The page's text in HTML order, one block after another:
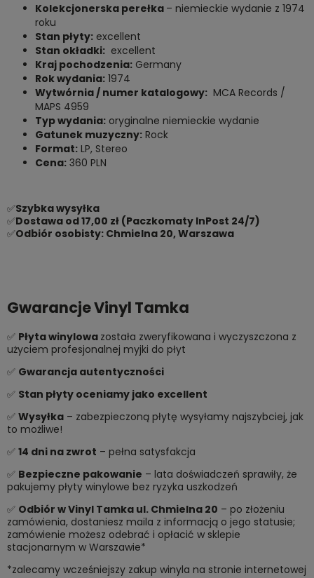
Kolekcjonerska perełka – niemieckie wydanie z 1974
roku
Stan płyty: excellent
Stan okładki: excellent
Kraj pochodzenia: Germany
Rok wydania: 1974
Wytwórnia / numer katalogowy: MCA Records /
MAPS 4959
Typ wydania: oryginalne niemieckie wydanie
Gatunek muzyczny: Rock
Format: LP, Stereo
Cena: 360 PLN
✅Szybka wysyłka
✅Dostawa od 17,00 zł (Paczkomaty InPost 24/7)
✅Odbiór osobisty: Chmielna 20, Warszawa
Gwarancje Vinyl Tamka
✅ Płyta winylowa została zweryfikowana i wyczyszczona z
użyciem profesjonalnej myjki do płyt
✅ Gwarancja autentyczności
✅ Stan płyty oceniamy jako excellent
✅ Wysyłka – zabezpieczoną płytę wysyłamy najszybciej, jak
to możliwe!
✅ 14 dni na zwrot – pełna satysfakcja
✅ Bezpieczne pakowanie – lata doświadczeń sprawiły, że
pakujemy płyty winylowe bez ryzyka uszkodzeń
✅ Odbiór w Vinyl Tamka ul. Chmielna 20 – po złożeniu
zamówienia, dostaniesz maila z informacją o jego statusie;
zamówienie możesz odebrać i opłacić w sklepie
stacjonarnym w Warszawie*
*zalecamy wcześniejszy zakup winyla na stronie internetowej